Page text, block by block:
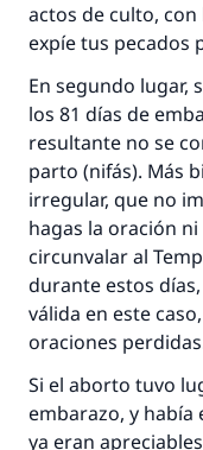
actos de culto,
expíe tus pecados
En segundo lugar,
los 81 días de
resultante no se
parto (nifás). Más
irregular, que no
hagas la oración
circunvalar al
durante estos
válida en este
oraciones
Si el aborto tuvo
embarazo, y
ya eran
La
Desde la Q